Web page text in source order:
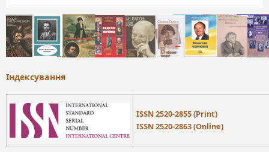
Індексування
ISSN 2520-2855 (Print)
ISSN 2520-2863 (Online)